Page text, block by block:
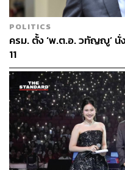
POLITICS
ครม. ตั้ง ‘พ.ต.อ. วทัญญู’ นั่
11